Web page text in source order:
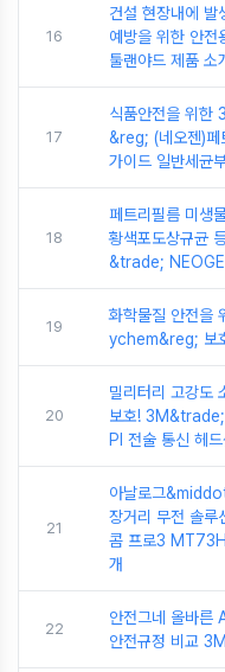
16
건설 현장내에 발
예방을 위한 안
툴랜야드 제품 소
17
식품안전을 위
&reg; (네오젠)페
가이드 일반세균
18
페트리필름 미생
황색포도상규균
&trade;
19
화학물질 안전을
ychem&reg; 보
20
밀리터리 고강도
보호!
PI 전술 통신 헤
21
아날로그
장거리 무전 솔
콤 프로3
개
22
안전그네 올바른
안전규정 비교